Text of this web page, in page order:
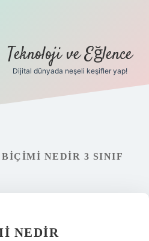
Teknoloji ve Eğlence
Dijital dünyada neşeli keşifler yap!
NEDIR 3 SINIF
NEDIR